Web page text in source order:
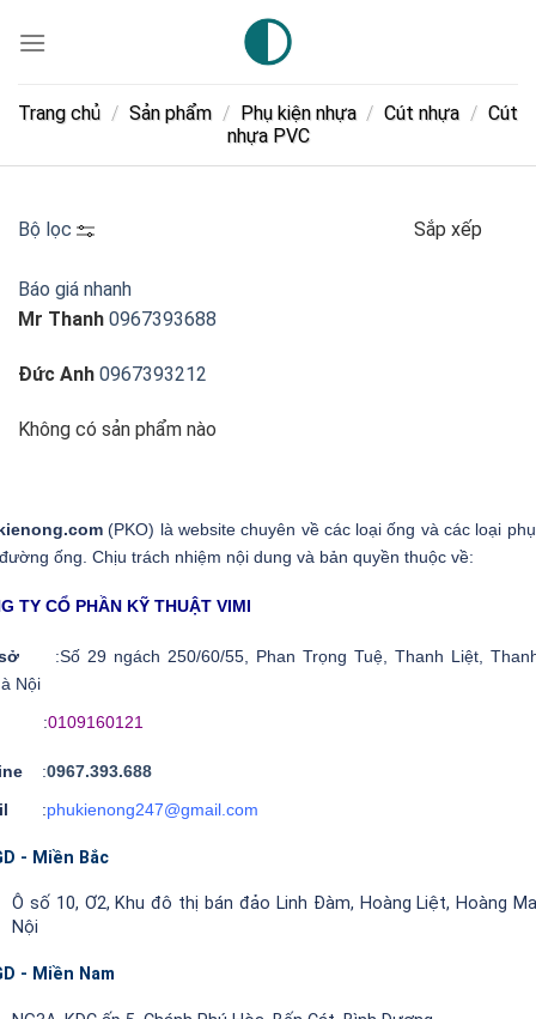
Trang chủ / Sản phẩm / Phụ kiện nhựa / Cút nhựa / Cút
nhựa PVC
Bộ lọc Sắp xếp
Báo giá nhanh
Mr Thanh 0967393688
Đức Anh 0967393212
Không có sản phẩm nào
(PKO) là website chuyên về các loại ống và các loại
ống. Chịu trách nhiệm nội dung và bản quyền thuộc về:
TY CỔ PHẦN KỸ THUẬT VIMI
sở :Số 29 ngách 250/60/55, Phan Trọng Tuệ, Thanh Liệt,
Nội
:0109160121
:0967.393.688
:phukienong247@gmail.com
- Miền Bắc
Ô số 10, Ơ2, Khu đô thị bán đảo Linh Đàm, Hoàng Liệt, Hoàng
Nội
- Miền Nam